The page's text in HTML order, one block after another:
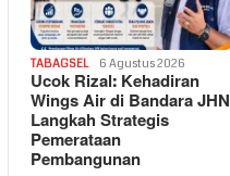
TABAGSEL 6 Agustus 2026
Ucok Rizal: Kehadiran
Wings Air di Bandara JHN
Langkah Strategis
Pemerataan
Pembangunan